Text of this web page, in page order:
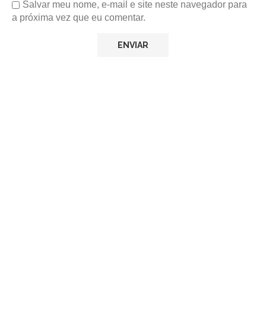
Salvar meu nome, e-mail e site neste navegador para
a próxima vez que eu comentar.